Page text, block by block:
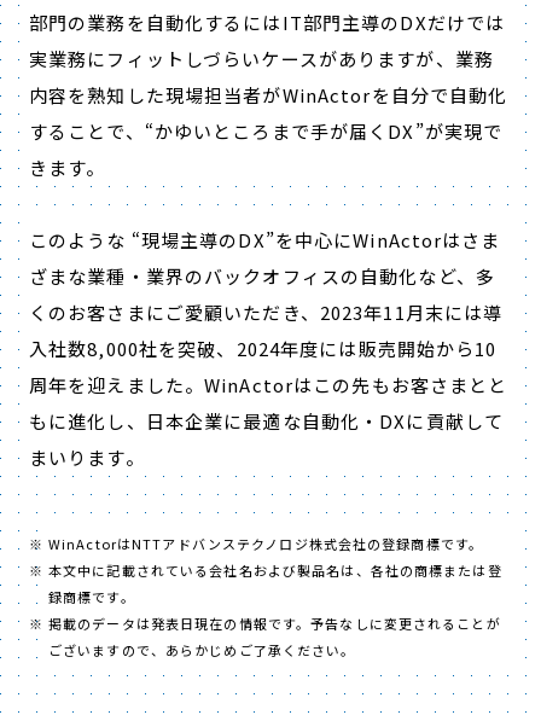
部門の業務を自動化するにはIT部門主導のDXだけでは
実業務にフィットしづらいケースがありますが、業務
内容を熟知した現場担当者がWinActorを自分で自動化
することで、“かゆいところまで手が届くDX”が実現で
きます。
このような “現場主導のDX”を中心にWinActorはさま
ざまな業種・業界のバックオフィスの自動化など、多
くのお客さまにご愛顧いただき、2023年11月末には導
入社数8,000社を突破、2024年度には販売開始から10
周年を迎えました。WinActorはこの先もお客さまとと
もに進化し、日本企業に最適な自動化・DXに貢献して
まいります。
WinActorはNTTアドバンステクノロジ株式会社の登録商標です。
本文中に記載されている会社名および製品名は、各社の商標または登
録商標です。
掲載のデータは発表日現在の情報です。予告なしに変更されることが
ございますので、あらかじめご了承ください。